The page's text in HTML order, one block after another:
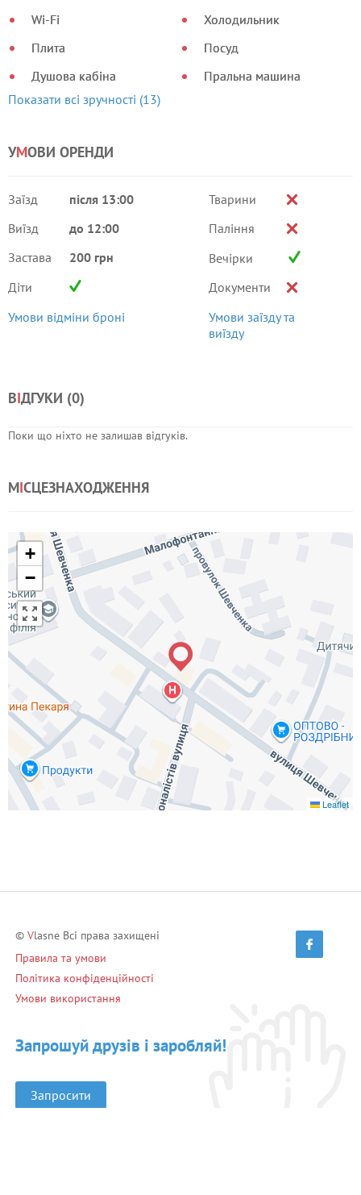
Wi-Fi
Плита
Душова кабіна
Холодильник
Посуд
Пральна машина
Показати всі зручності (13)
УМОВИ ОРЕНДИ
Заїзд
після 13:00
Виїзд
до 12:00
Застава
200 грн
Діти
Умови відміни броні
Тварини
Паління
Вечірки
Документи
Умови заїзду та
виїзду
ВІДГУКИ (0)
Поки що ніхто не залишав відгуків.
МІСЦЕЗНАХОДЖЕННЯ
+
−
Leaflet
© Vlasne Всі права захищені
Правила та умови
Політика конфіденційності
Умови використання
Запрошуй друзів і заробляй!
Запросити